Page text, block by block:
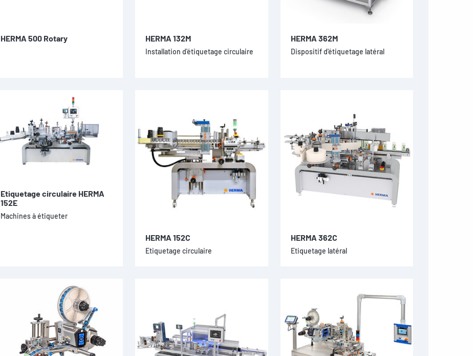
HERMA 500 Rotary HERMA 132M
Installation d'étiquetage circulaire
HERMA 362M
Dispositif d'étiquetage latéral
Etiquetage circulaire HERMA
152E
Machines à étiqueter
HERMA 152C
Etiquetage circulaire
HERMA 362C
Etiquetage latéral